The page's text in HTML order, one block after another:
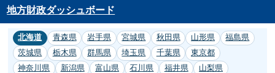
地方財政ダッシュボード
北海道 青森県 岩手県 宮城県 秋田県 山形県
福島県
茨城県
栃木県 群馬県 埼玉県 千葉県
東京都
神奈川県
新潟県 富山県 石川県 福井県
山梨県